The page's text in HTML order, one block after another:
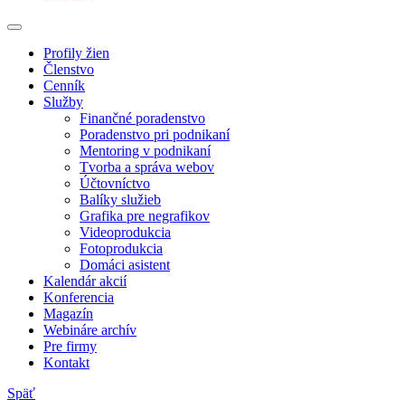
Profily žien
Členstvo
Cenník
Služby
Finančné poradenstvo
Poradenstvo pri podnikaní
Mentoring v podnikaní
Tvorba a správa webov
Účtovníctvo
Balíky služieb
Grafika pre negrafikov
Videoprodukcia
Fotoprodukcia
Domáci asistent
Kalendár akcií
Konferencia
Magazín
Webináre archív
Pre firmy
Kontakt
Späť